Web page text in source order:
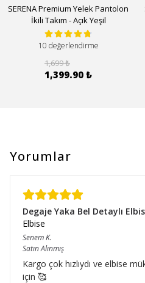
SERENA Premium Yelek Pantolon
İkili Takım - Açık Yeşil
10 değerlendirme
1,699 ₺
1,399.90 ₺
Yorumlar
Degaje Yaka Bel Detaylı
Elbise
SenemK.
Satın Alınmış
Kargo çok hızlıydı ve elbise
için 🥰